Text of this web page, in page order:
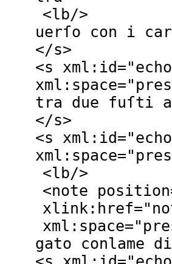
<lb/>
uerſo con i
</s>
<s xml:id="
xml:space="
tra due fuſti
</s>
<s xml:id="
xml:space="
<lb/>
<note position
xlink:href="
xml:space="
gato conlame